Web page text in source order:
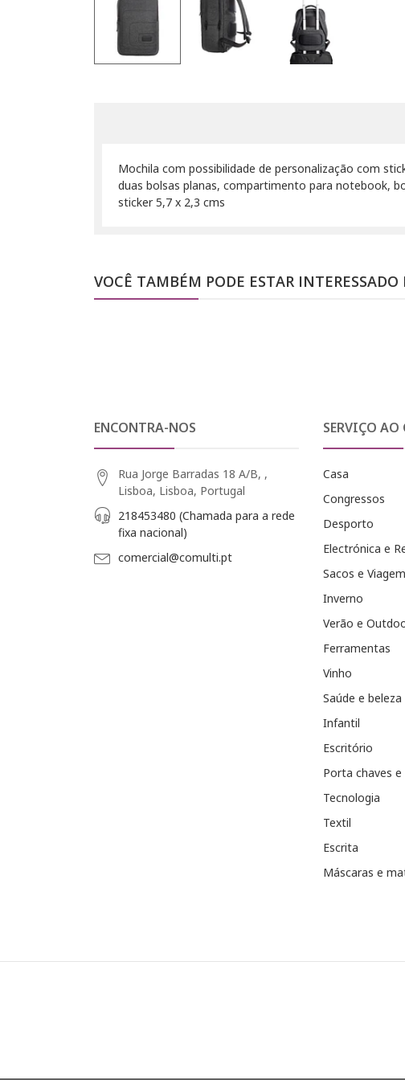
Mochila com possibilidade de personalização com
duas bolsas planas, compartimento para notebook,
sticker 5,7 x 2,3 cms
VOCÊ TAMBÉM PODE ESTAR INTERESSADO
ENCONTRA-NOS
Rua Jorge Barradas 18 A/B, ,
Lisboa, Lisboa, Portugal
218453480 (Chamada para a rede
fixa nacional)
comercial@comulti.pt
SERVIÇO AO
Casa
Congressos
Desporto
Electrónica e
Sacos e Viagem
Inverno
Verão e
Ferramentas
Vinho
Saúde e beleza
Infantil
Escritório
Porta chaves
Tecnologia
Textil
Escrita
Máscaras e